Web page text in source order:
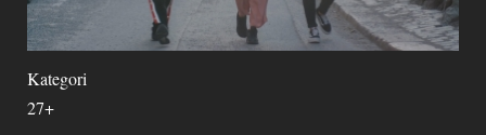
Kategori
27+